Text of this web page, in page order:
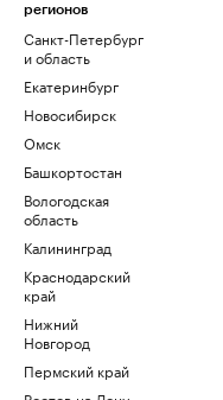
регионов
Санкт-Петербург
и область
Екатеринбург
Новосибирск
Омск
Башкортостан
Вологодская
область
Калининград
Краснодарский
край
Нижний
Новгород
Пермский край